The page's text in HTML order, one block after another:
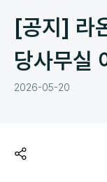
[공지] 라
당사무실
2026-05-20